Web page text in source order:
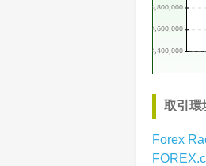
取引環
Forex